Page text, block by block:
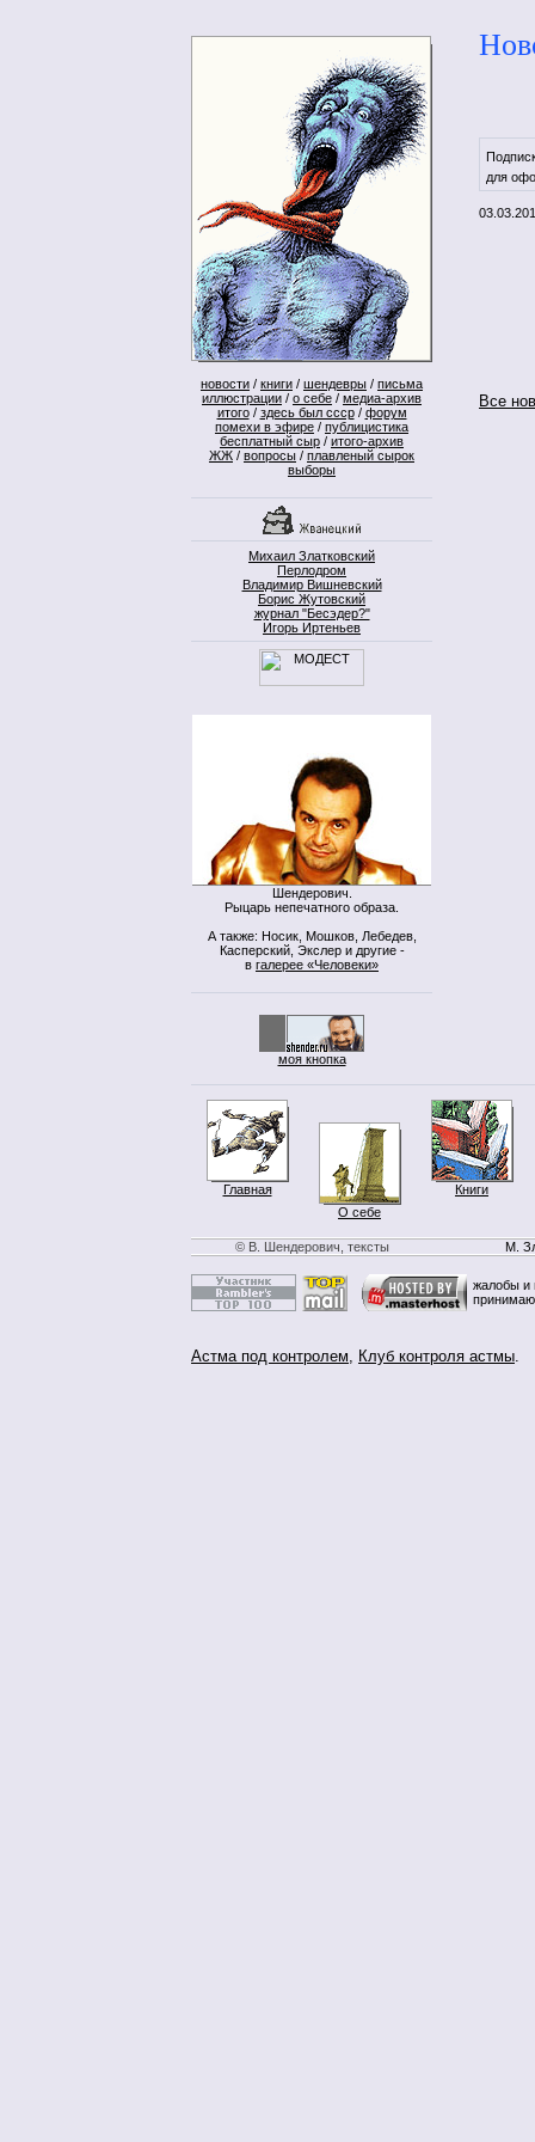
новости / книги / шендевры / письма
иллюстрации / о себе / медиа-архив
итого/ здесь был ссср/ форум
помехи в эфире / публицистика
бесплатный сыр / итого-архив
ЖЖ / вопросы / плавленый сырок
выборы
Михаил Златковский
Перлодром
Владимир Вишневский
Борис Жутовский
журнал "Бесэдер?"
Игорь Иртеньев
Шендерович.
Рыцарь непечатного образа.
А также: Носик, Мошков, Лебедев,
Касперский, Экслер и другие -
в галерее «Человеки»
моя кнопка
для
Все
Главная
О себе
Книги
© В. Шендерович, тексты М.
жалобы и
Астма под контролем, Клуб контроля астмы.